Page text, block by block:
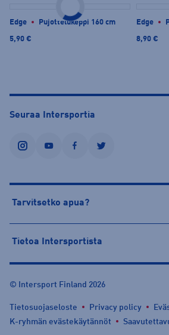
Edge Pujottelukeppi 160 cm
5,90 €
Edge
8,90 €
Seuraa Intersportia
instagramyoutubefacebooktwitter
Tarvitsetko apua?
Tietoa Intersportista
© Intersport Finland 2026
Tietosuojaseloste Privacy policy
K-ryhmän evästekäytännöt